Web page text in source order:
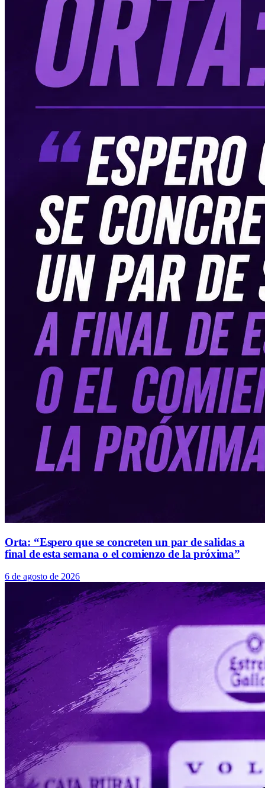
Orta: “Espero que se concreten un par de salidas a
final de esta semana o el comienzo de la próxima”
6 de agosto de 2026